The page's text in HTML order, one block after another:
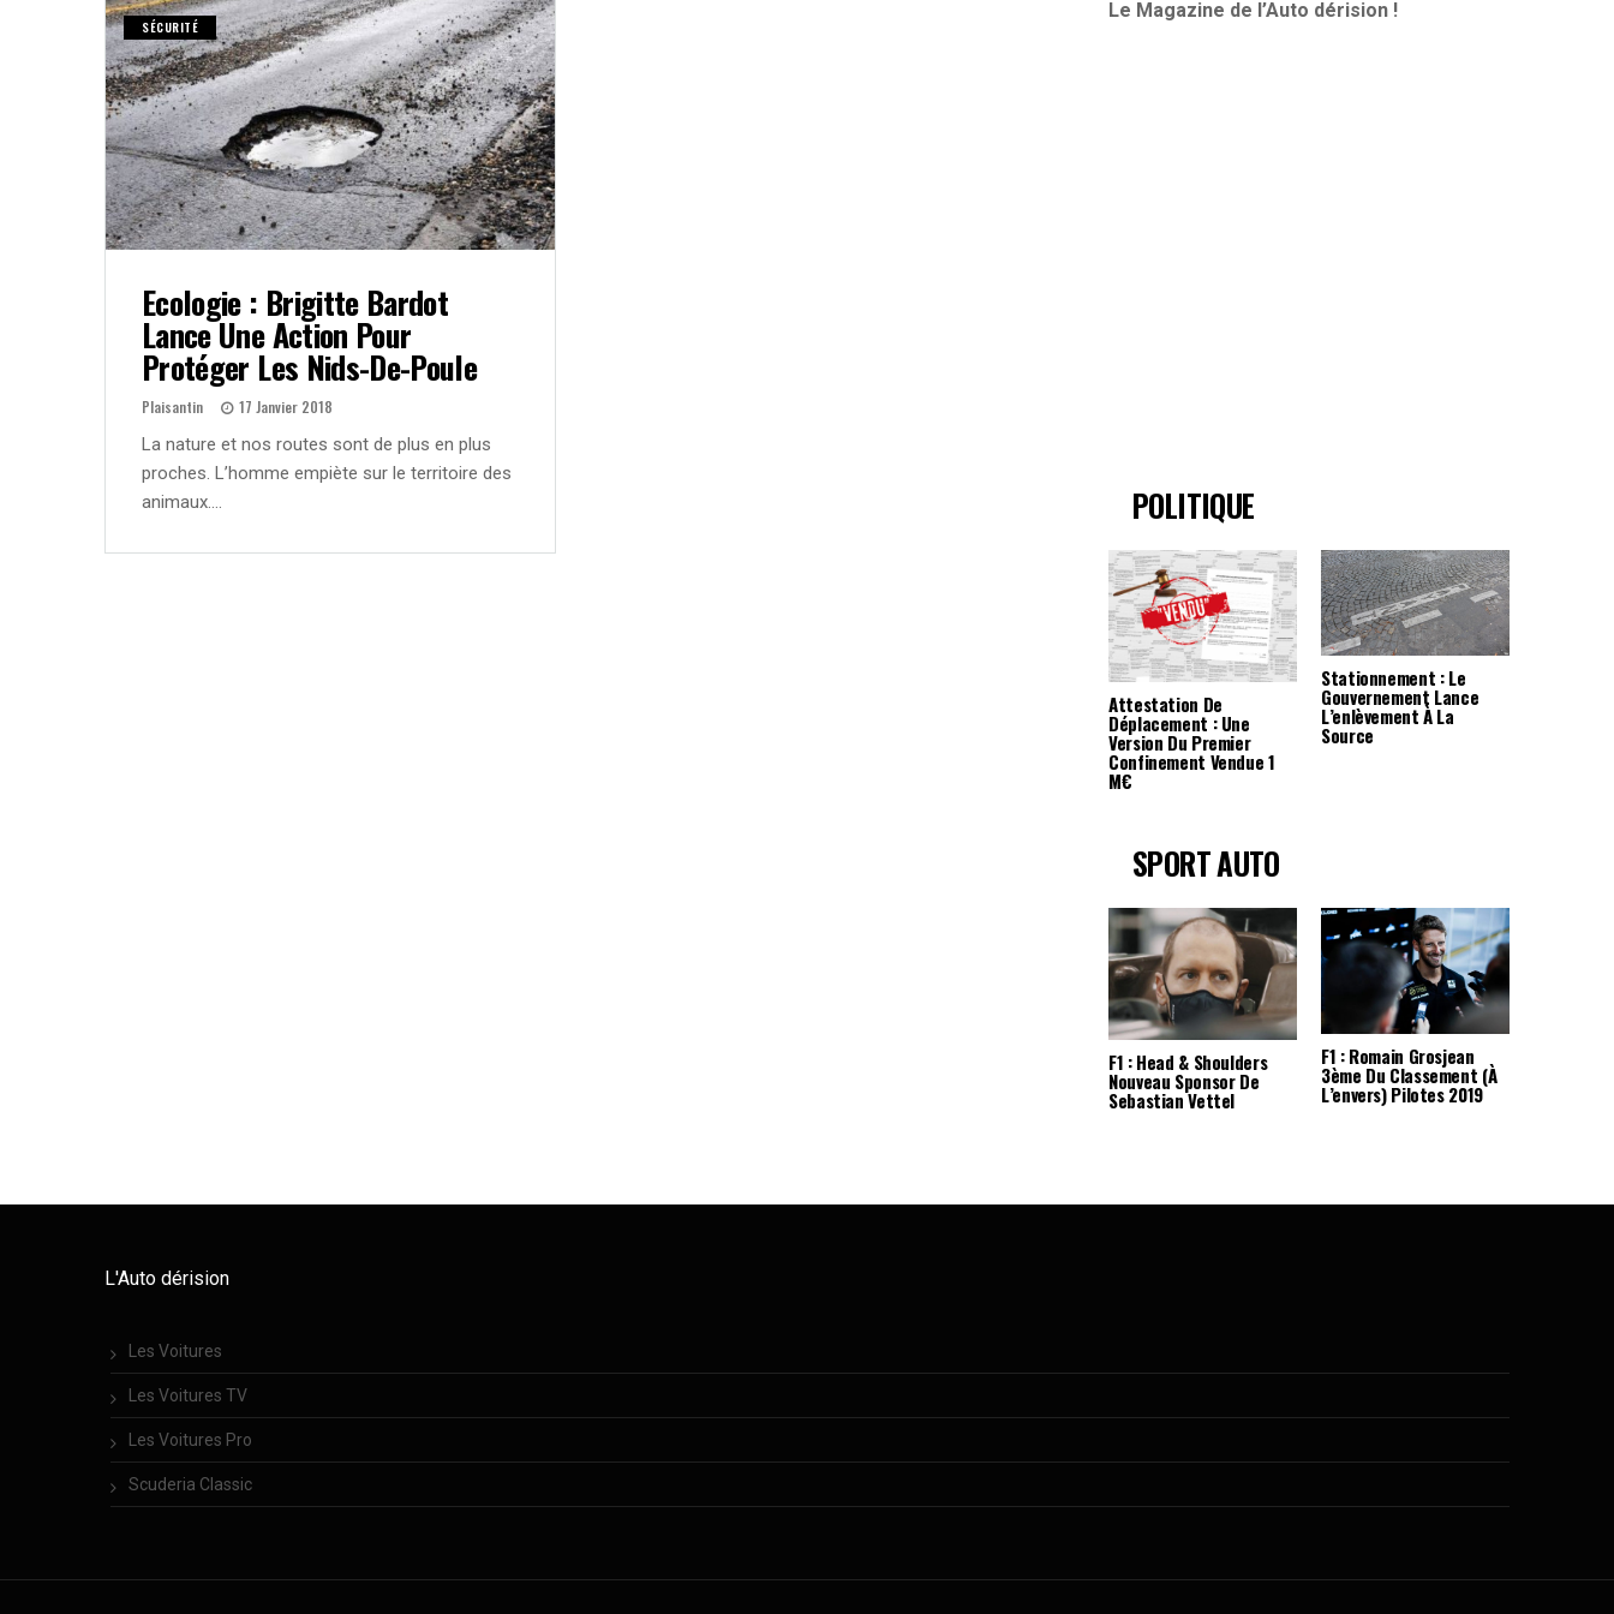
SÉCURITÉ
Ecologie : Brigitte Bardot
Lance Une Action Pour
Protéger Les Nids-De-Poule
Plaisantin 17 Janvier 2018
La nature et nos routes sont de plus en plus
proches. L’homme empiète sur le territoire des
animaux….
Le Magazine de l’Auto dérision !
POLITIQUE
Attestation De
Déplacement : Une
Version Du Premier
Confinement Vendue 1
M€
Stationnement : Le
Gouvernement Lance
L’enlèvement À La
Source
SPORT AUTO
F1 : Head & Shoulders
Nouveau Sponsor De
Sebastian Vettel
F1 : Romain Grosjean
3ème Du Classement (à
L’envers) Pilotes 2019
L'Auto dérision
Les Voitures
Les Voitures TV
Les Voitures Pro
Scuderia Classic